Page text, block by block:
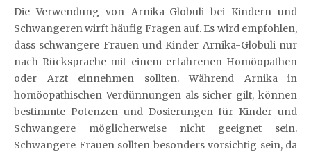
Die Verwendung von Arnika-Globuli bei Kindern und
Schwangeren wirft häufig Fragen auf. Es wird empfohlen,
dass schwangere Frauen und Kinder Arnika-Globuli nur
nach Rücksprache mit einem erfahrenen Homöopathen
oder Arzt einnehmen sollten. Während Arnika in
homöopathischen Verdünnungen als sicher gilt, können
bestimmte Potenzen und Dosierungen für Kinder und
Schwangere möglicherweise nicht geeignet sein.
Schwangere Frauen sollten besonders vorsichtig sein, da